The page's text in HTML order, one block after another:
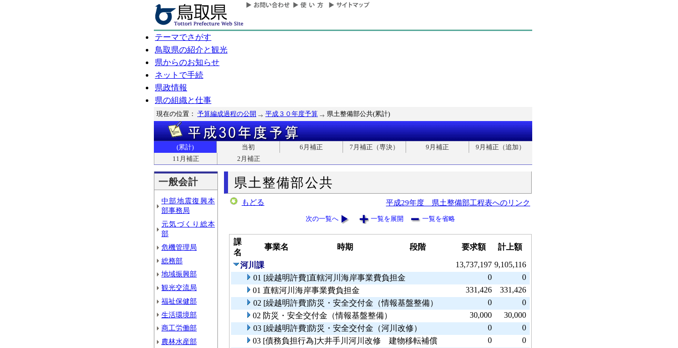
テーマでさがす
鳥取県の紹介と観光
県からのお知らせ
ネットで手続
県政情報
県の組織と仕事
現在の位置： 予算編成過程の公開 平成３０年度予算 県土整備部公共(累計)
(累計) 当初 6月補正 7月補正（専決） 9月補正
9月補正（追加）
11月補正
2月補正
一般会計
中部地震復興本
部事務局
元気づくり総本
部
危機管理局
総務部
地域振興部
観光交流局
福祉保健部
生活環境部
商工労働部
農林水産部
県土整備部公共
もどる 平成29年度 県土整備部工程表へのリンク
次の一覧へ 一覧を展開 一覧を省略
課
名
事業名 時期 段階 要求額 計上額
河川課 13,737,197 9,105,116
01 [繰越明許費]直轄河川海岸事業費負担金
0
0
01 直轄河川海岸事業費負担金
331,426
331,426
02 [繰越明許費]防災・安全交付金（情報基盤整備）
0
0
02 防災・安全交付金（情報基盤整備）
30,000
30,000
03 [繰越明許費]防災・安全交付金（河川改修）
0
0
03 [債務負担行為]大井手川河川改修 建物移転補償
0
0